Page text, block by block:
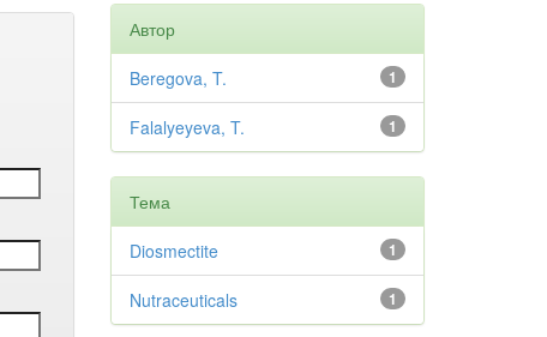
Автор
1
Beregova, T.
1
Falalyeyeva, T.
Тема
1
Diosmectite
1
Nutraceuticals